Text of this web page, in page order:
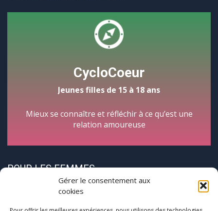
Gérer le consentement aux
cookies
CycloCoeur
Jeunes filles de 15 à 18 ans
Mieux se connaître et réfléchir à ce qu’est une
relation amoureuse
POUR LES FEMMES